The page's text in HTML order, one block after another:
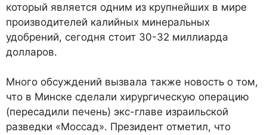
который является одним из крупнейших в мире
производителей калийных минеральных
удобрений, сегодня стоит 30-32 миллиарда
долларов.
Много обсуждений вызвала также новость о том,
что в Минске сделали хирургическую операцию
(пересадили печень) экс-главе израильской
разведки «Моссад». Президент отметил, что